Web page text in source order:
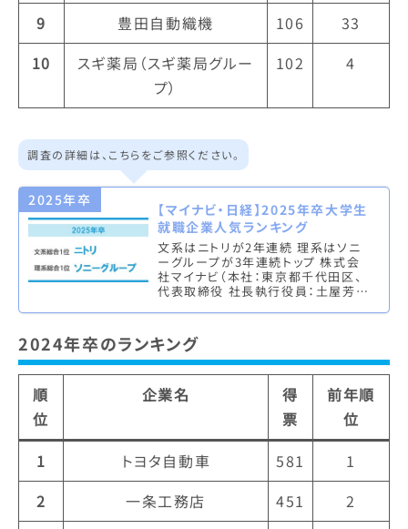
9
豊田自動織機 106
33
10
スギ薬局（スギ薬局グルー
プ）
102 4
調査の詳細は、こちらをご参照ください。
2025年卒
【マイナビ・日経】2025年卒大学生
就職企業人気ランキング
文系はニトリが2年連続 理系はソニ
ーグループが3年連続トップ 株式会
社マイナビ（本社：東京都千代田区、
代表取締役 社長執行役員：土屋芳
役…
2024年卒のランキング
順
位
企業名
得
票
前年順
位
1
トヨタ自動車 581
1
2
一条工務店 451
2